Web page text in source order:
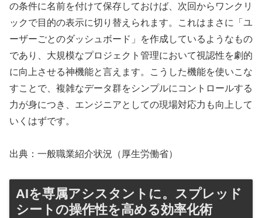
の条件に名前を付けて保存しておけば、次回からワンクリ
ックで目的の表示に切り替えられます。これはまさに「ユ
ーザーごとのダッシュボード」を作成しているようなもの
であり、大規模なプロジェクト管理において視認性を劇的
に向上させる神機能と言えます。こうした機能を使いこな
すことで、複雑なデータ群をシンプルにコントロールする
力が身につき、エンジニアとしての現場対応力も向上して
いくはずです。
出典：一般職業紹介状況（厚生労働省）
AIを専属アシスタントに。スプレッド
シートの操作性を高める効率化術